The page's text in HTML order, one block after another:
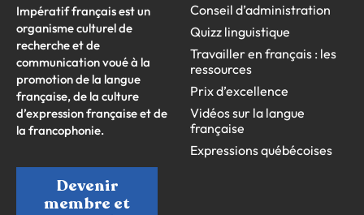
Impératif français est un
organisme culturel de
recherche et de
communication voué à la
promotion de la langue
française, de la culture
d’expression française et de
la francophonie.
Devenir
membre et
Conseil d’administration
Quizz linguistique
Travailler en français : les
ressources
Prix d’excellence
Vidéos sur la langue
française
Expressions québécoises